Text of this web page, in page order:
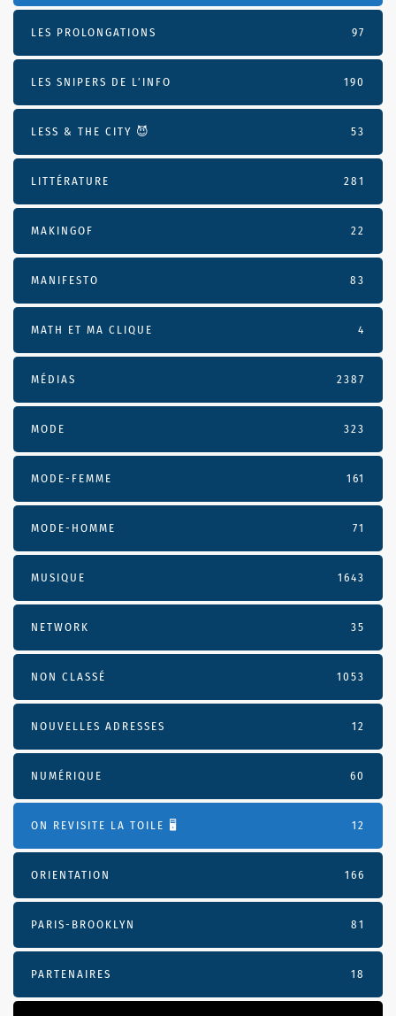
LES PROLONGATIONS 97
LES SNIPERS DE L’INFO 190
LESS & THE CITY 😈 53
LITTÉRATURE 281
MAKINGOF 22
MANIFESTO 83
MATH ET MA CLIQUE 4
MÉDIAS 2387
MODE 323
MODE-FEMME 161
MODE-HOMME 71
MUSIQUE 1643
NETWORK 35
NON CLASSÉ 1053
NOUVELLES ADRESSES 12
NUMÉRIQUE 60
ON REVISITE LA TOILE 🖥️ 12
ORIENTATION 166
PARIS-BROOKLYN 81
PARTENAIRES 18